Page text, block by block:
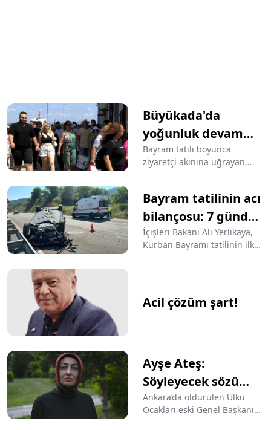
Büyükada'da
yoğunluk devam
ediyor
Bayram tatili boyunca
ziyaretçi akınına uğrayan
yaşanıyor. Adaya gelen yerli
ve yabancı turistler tarihi
adayı gezmenin tadını
çıkardı. Bazıları bisiklet
kiralayarak bazıları ise
edenlerle doldu.
Bayram tatilinin acı
bilançosu: 7 günde
62 kişi öldü
İçişleri Bakanı Ali Yerlikaya,
Kurban Bayramı tatilinin ilk
duyurdu.
Acil çözüm şart!
Ayşe Ateş:
Söyleyecek sözü
olan Sincan'a gelsin
Ankara’da öldürülen Ülkü
Ocakları eski Genel Başkanı